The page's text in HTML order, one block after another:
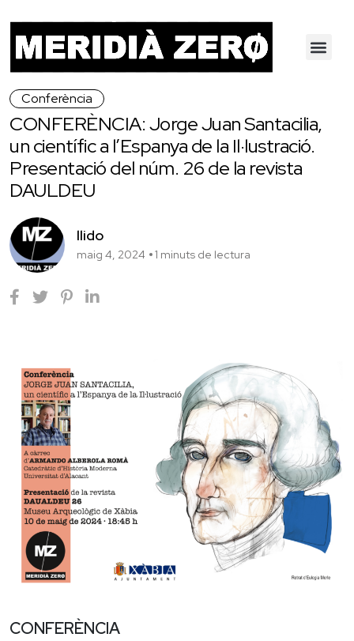
Conferència
CONFERÈNCIA: Jorge Juan Santacilia,
un científic a l’Espanya de la Il·lustració.
Presentació del núm. 26 de la revista
DAULDEU
llido
maig 4, 2024 1 minuts de lectura
CONFERÈNCIA